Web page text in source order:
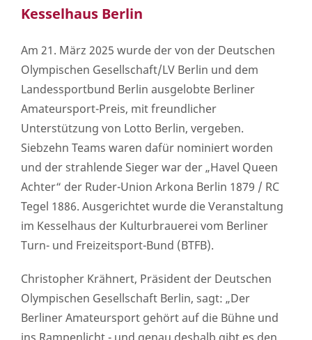
Kesselhaus Berlin
Am 21. März 2025 wurde der von der Deutschen
Olympischen Gesellschaft/LV Berlin und dem
Landessportbund Berlin ausgelobte Berliner
Amateursport-Preis, mit freundlicher
Unterstützung von Lotto Berlin, vergeben.
Siebzehn Teams waren dafür nominiert worden
und der strahlende Sieger war der „Havel Queen
Achter“ der Ruder-Union Arkona Berlin 1879 / RC
Tegel 1886. Ausgerichtet wurde die Veranstaltung
im Kesselhaus der Kulturbrauerei vom Berliner
Turn- und Freizeitsport-Bund (BTFB).
Christopher Krähnert, Präsident der Deutschen
Olympischen Gesellschaft Berlin, sagt: „Der
Berliner Amateursport gehört auf die Bühne und